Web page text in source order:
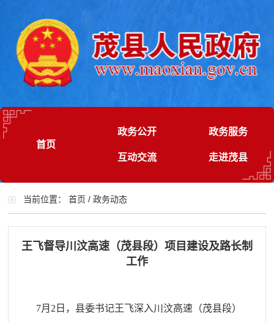
首页
政务公开 政务服务
互动交流 走进茂县
当前位置：首页 /政务动态
王飞督导川汶高速（茂县段）项目建设及路长制
工作
7月2日，县委书记王飞深入川汶高速（茂县段）